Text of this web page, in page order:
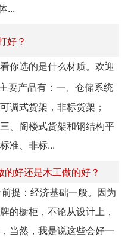
...
好？
你选的是什么材质。欢迎
主要产品有：一、仓储系统
调式货架，非标货架；
、阁楼式货架和钢结构平
准、非标...
好还是木工做的好？
提：经济基础一般。因为
的橱柜，不论从设计上，
当然，我是说这些会好一